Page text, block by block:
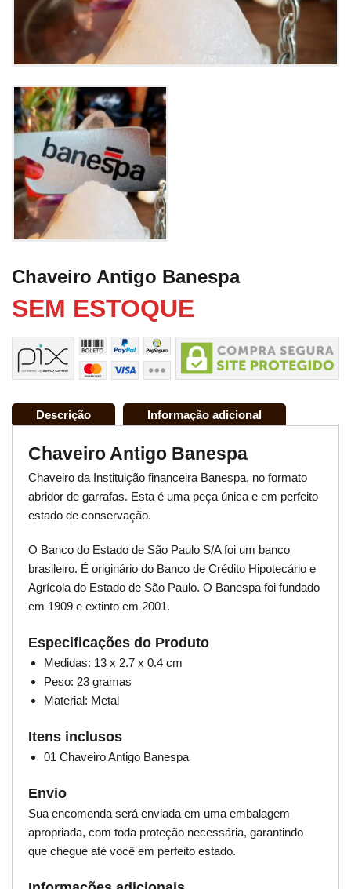
Chaveiro Antigo Banespa
SEM ESTOQUE
Descrição Informação adicional
Chaveiro Antigo Banespa
Chaveiro da Instituição financeira Banespa, no formato
abridor de garrafas. Esta é uma peça única e em perfeito
estado de conservação.
O Banco do Estado de São Paulo S/A foi um banco
brasileiro. É originário do Banco de Crédito Hipotecário e
Agrícola do Estado de São Paulo. O Banespa foi fundado
em 1909 e extinto em 2001.
Especificações do Produto
Medidas: 13 x 2.7 x 0.4 cm
Peso: 23 gramas
Material: Metal
Itens inclusos
01 Chaveiro Antigo Banespa
Envio
Sua encomenda será enviada em uma embalagem
apropriada, com toda proteção necessária, garantindo
que chegue até você em perfeito estado.